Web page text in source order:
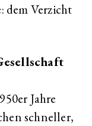
dem Verzicht
Jahre
schneller,